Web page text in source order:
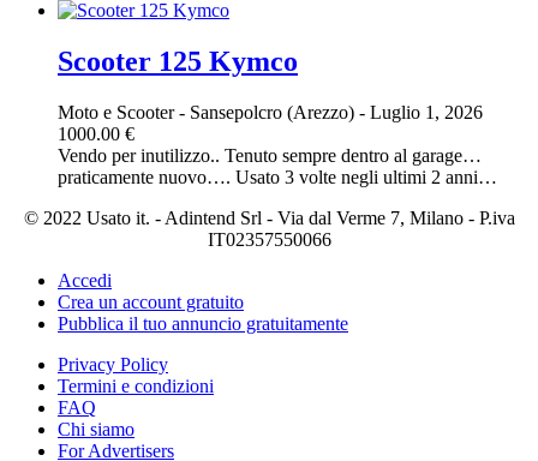
Scooter 125 Kymco
Moto e Scooter- Sansepolcro (Arezzo) - Luglio 1, 2026
1000.00 €
Vendo per inutilizzo.. Tenuto sempre dentro al garage…
praticamente nuovo…. Usato 3 volte negli ultimi 2 anni…
© 2022 Usato it. - Adintend Srl - Via dal Verme 7, Milano - P.iva
IT02357550066
Accedi
Crea un account gratuito
Pubblica il tuo annuncio gratuitamente
Privacy Policy
Termini e condizioni
FAQ
Chi siamo
For Advertisers